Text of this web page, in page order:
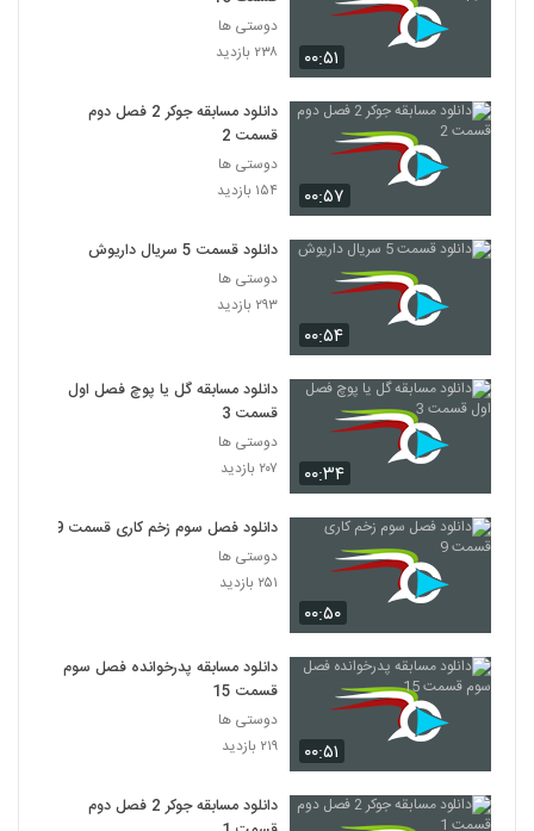
۰۰:۵۱
دوستی ها
۲۳۸ بازدید
۰۰:۵۷
دانلود مسابقه جوکر 2 فصل دوم
قسمت 2
دوستی ها
۱۵۴ بازدید
۰۰:۵۴
دانلود قسمت 5 سریال داریوش
دوستی ها
۲۹۳ بازدید
۰۰:۳۴
دانلود مسابقه گل یا پوچ فصل اول
قسمت 3
دوستی ها
۲۰۷ بازدید
۰۰:۵۰
دانلود فصل سوم زخم کاری قسمت 9
دوستی ها
۲۵۱ بازدید
۰۰:۵۱
دانلود مسابقه پدرخوانده فصل سوم
قسمت 15
دوستی ها
۲۱۹ بازدید
دانلود مسابقه جوکر 2 فصل دوم